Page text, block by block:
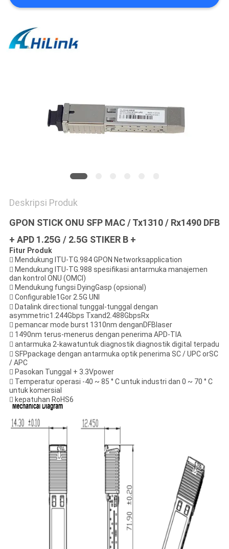
KUTIPAN
KEBIJAKAN
PRIVASI
Deskripsi Produk
GPON STICK ONU SFP MAC / Tx1310 / Rx1490 DFB
+ APD 1.25G / 2.5G STIKER B +
Fitur Produk
 Mendukung ITU-TG.984 GPON Networksapplication
 Mendukung ITU-TG.988 spesifikasi antarmuka manajemen
dan kontrol ONU (OMCI)
 Mendukung fungsi DyingGasp (opsional)
 Configurable1Gor 2.5G UNI
 Datalink directional tunggal-tunggal dengan
asymmetric1.244Gbps Txand2.488GbpsRx
 pemancar mode burst 1310nm denganDFBlaser
 1490nm terus-menerus dengan penerima APD-TIA
 antarmuka 2-kawatuntuk diagnostik diagnostik digital terpadu
 SFPpackage dengan antarmuka optik penerima SC / UPC orSC
/ APC
 Pasokan Tunggal + 3.3Vpower
 Temperatur operasi -40 ~ 85 ° C untuk industri dan 0 ~ 70 ° C
untuk komersial
 kepatuhan RoHS6